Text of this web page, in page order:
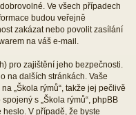
Ve všech případech
budou veřejně
zakázat nebo povolit zasílání
na váš e-mail.
pro zajištění jeho bezpečnosti.
na dalších stránkách. Vaše
„Škola rýmů“, takže jej pečlivě
s „Škola rýmů“, phpBB
V případě, že byste